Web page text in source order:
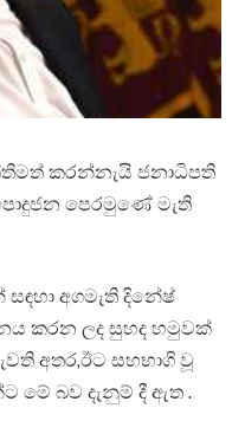
කරන්නැයි ජනාධිපති
පොදුජන පෙරමුණේ මැති
අගමැති දිනේෂ්
කරන ලද සුහද හමුවක්
අතර,ඊට සහභාගි වූ
මේ බව දැනුම් දී ඇත .